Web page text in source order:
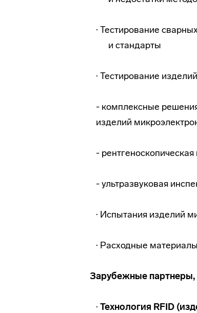
· Тестирование
и стандарты
· Тестирование
- комплексные
изделий
-
- ультразвуковая
· Испытания изделий
· Расходные
Зарубежные
· Технология RFID